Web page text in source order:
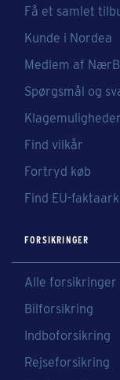
Få et samlet
Kunde i Nordea
Medlem af
Spørgsmål og
Klagemuligheder
Find vilkår
Fortryd køb
Find EU-faktaark
FORSIKRINGER
Alle forsikringer
Bilforsikring
Indboforsikring
Rejseforsikring